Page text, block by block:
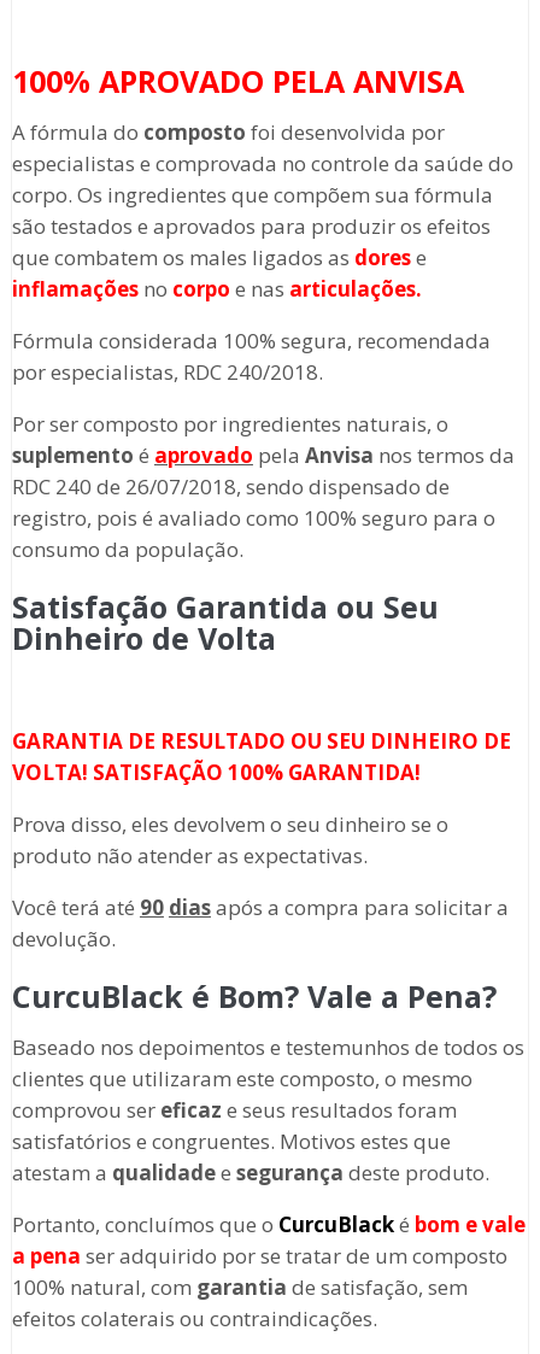
100% APROVADO PELA ANVISA
A fórmula do composto foi desenvolvida por
especialistas e comprovada no controle da saúde do
corpo. Os ingredientes que compõem sua fórmula
são testados e aprovados para produzir os efeitos
que combatem os males ligados as dorese
inflamaçõesno corpo e nas articulações.
Fórmula considerada 100% segura, recomendada
por especialistas, RDC 240/2018.
Por ser composto por ingredientes naturais, o
suplemento é aprovado pela Anvisa nos termos da
RDC 240 de 26/07/2018, sendo dispensado de
registro, pois é avaliado como 100% seguro para o
consumo da população.
Satisfação Garantida ou Seu
Dinheiro de Volta
GARANTIA DE RESULTADO OU SEU DINHEIRO DE
VOLTA! SATISFAÇÃO 100% GARANTIDA!
Prova disso, eles devolvem o seu dinheiro se o
produto não atender as expectativas.
Você terá até 90 diasapós a compra para solicitar a
devolução.
CurcuBlack é Bom? Vale a Pena?
Baseado nos depoimentos e testemunhos de todos os
clientes que utilizaram este composto, o mesmo
comprovou ser eficaz e seus resultados foram
satisfatórios e congruentes. Motivos estes que
atestam a qualidadee segurança deste produto.
Portanto, concluímos que o CurcuBlacké bom e vale
a pena ser adquirido por se tratar de um composto
100% natural, com garantia de satisfação, sem
efeitos colaterais ou contraindicações.